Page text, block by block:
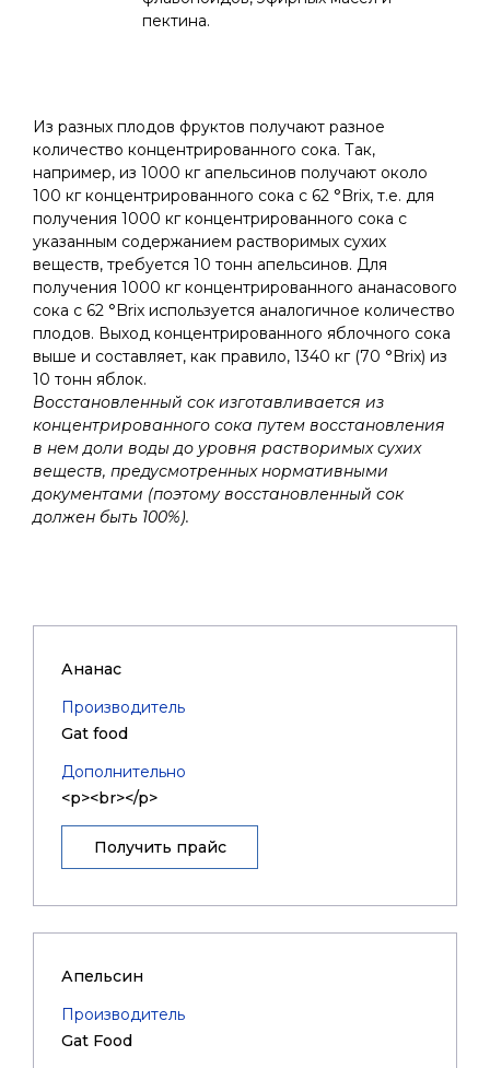
пектина.
Из разных плодов фруктов получают разное
количество концентрированного сока. Так,
например, из 1000 кг апельсинов получают около
100 кг концентрированного сока с 62 °Brix, т.е. для
получения 1000 кг концентрированного сока с
указанным содержанием растворимых сухих
веществ, требуется 10 тонн апельсинов. Для
получения 1000 кг концентрированного ананасового
сока с 62 °Brix используется аналогичное количество
плодов. Выход концентрированного яблочного сока
выше и составляет, как правило, 1340 кг (70 °Brix) из
10 тонн яблок.
Восстановленный сок изготавливается из
концентрированного сока путем восстановления
в нем доли воды до уровня растворимых сухих
веществ, предусмотренных нормативными
документами (поэтому восстановленный сок
должен быть 100%).
Ананас
Производитель
Gat food
Дополнительно
<p><br></p>
Получить прайс
Апельсин
Производитель
Gat Food